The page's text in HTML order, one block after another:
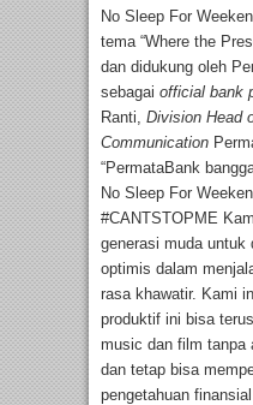
No Sleep For
tema “Where the
dan didukung oleh
sebagai official bank
Ranti, Division Head
Communication
“PermataBank
No Sleep For
#CANTSTOPME
generasi muda untuk
optimis dalam
rasa khawatir. Kami
produktif ini bisa
music dan film tanpa
dan tetap bisa
pengetahuan